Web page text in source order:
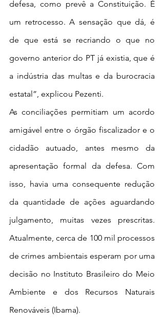
defesa, como prevê a Constituição. É
um retrocesso. A sensação que dá, é
de que está se recriando o que no
governo anterior do PT já existia, que é
a indústria das multas e da burocracia
estatal”, explicou Pezenti.
As conciliações permitiam um acordo
amigável entre o órgão fiscalizador e o
cidadão autuado, antes mesmo da
apresentação formal da defesa. Com
isso, havia uma consequente redução
da quantidade de ações aguardando
julgamento, muitas vezes prescritas.
Atualmente, cerca de 100 mil processos
de crimes ambientais esperam por uma
decisão no Instituto Brasileiro do Meio
Ambiente e dos Recursos Naturais
Renováveis (Ibama).